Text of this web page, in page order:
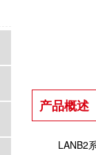
产品概述
LANB2